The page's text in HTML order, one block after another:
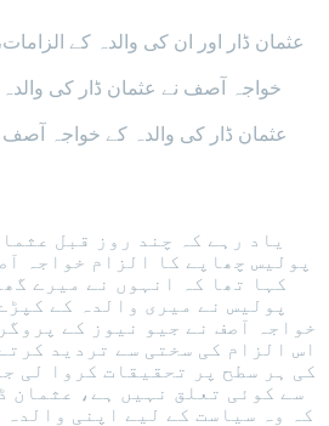
عثمان ڈار اور ان کی والدہ کے
خواجہ آصف نے عثمان ڈار کی والدہ
عثمان ڈار کی والدہ کے خواجہ آصف
یاد رہے کہ چند روز قبل
پولیس چھاپے کا الزام خواجہ
کہا تھا کہ انہوں نے میرے
پولیس نے میری والدہ کے
خواجہ آصف نے جیو نیوز کے
اس الزام کی سختی سے تردید
کی ہر سطح پر تحقیقات کروا لی
سے کوئی تعلق نہیں ہے، عثمان
کہ وہ سیاست کے لیے اپنی والدہ